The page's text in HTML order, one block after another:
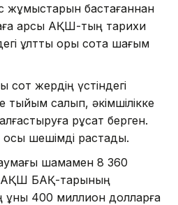
жұмыстарын бастағаннан
қарсы АҚШ-тың тарихи
ұлттық қоры сотқа шағым
сот жердің үстіндегі
тыйым салып, әкімшілікке
рұқсат берген.
осы шешімді растады.
шамамен 8 360
БАҚ-тарының
400 миллион долларға